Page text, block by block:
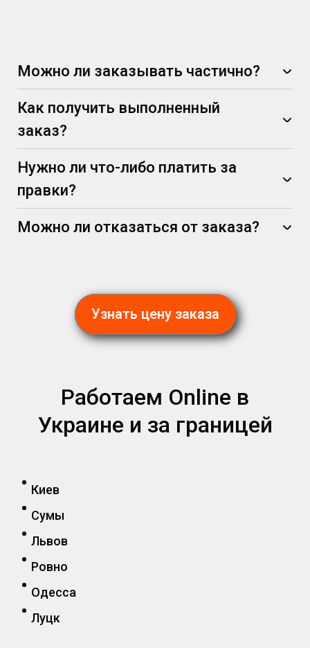
Можно ли заказывать частично?
Как получить выполненный
заказ?
Нужно ли что-либо платить за
правки?
Можно ли отказаться от заказа?
Узнать цену заказа
Работаем Online в
Украине и за границей
Киев
Сумы
Львов
Ровно
Одесса
Луцк